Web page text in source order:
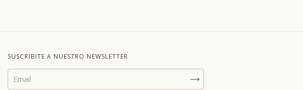
SUSCRIBITE A NUESTRO NEWSLETTER